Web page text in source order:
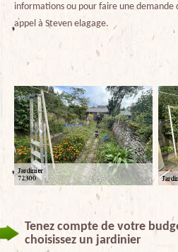
informations ou pour faire une demande
appel à Steven elagage.
Tenez compte de votre
choisissez un jardinier